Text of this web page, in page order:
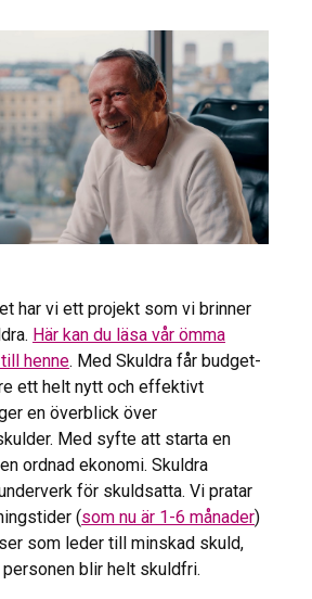
har vi ett projekt som vi brinner
Här kan du läsa vår ömma
henne. Med Skuldra får budget-
ett helt nytt och effektivt
en överblick över
Med syfte att starta en
ordnad ekonomi. Skuldra
för skuldsatta. Vi pratar
(som nu är 1-6 månader)
som leder till minskad skuld,
blir helt skuldfri.